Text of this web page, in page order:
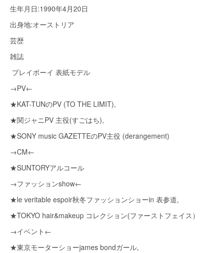
生年月日:1990年4月20日
出身地:オーストリア
芸歴
雑誌
プレイボーイ 表紙モデル
→PV←
★KAT-TUNのPV (TO THE LIMIT),
★関ジャニPV 主役(すごはち),
★SONY music GAZETTEのPV主役 (derangement)
→CM←
★SUNTORYアルコール
→ファッションshow←
★le veritable espoir秋冬ファッションショーin 表参道,
★TOKYO hair&makeup コレクション(ファーストフェイス）
→イベント←
★東京モーターショーjames bondガール,